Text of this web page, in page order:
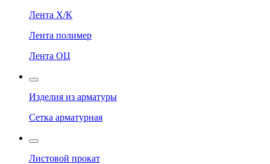
Лента Х/К
Лента полимер
Лента ОЦ
Изделия из арматуры
Сетка арматурная
Листовой прокат